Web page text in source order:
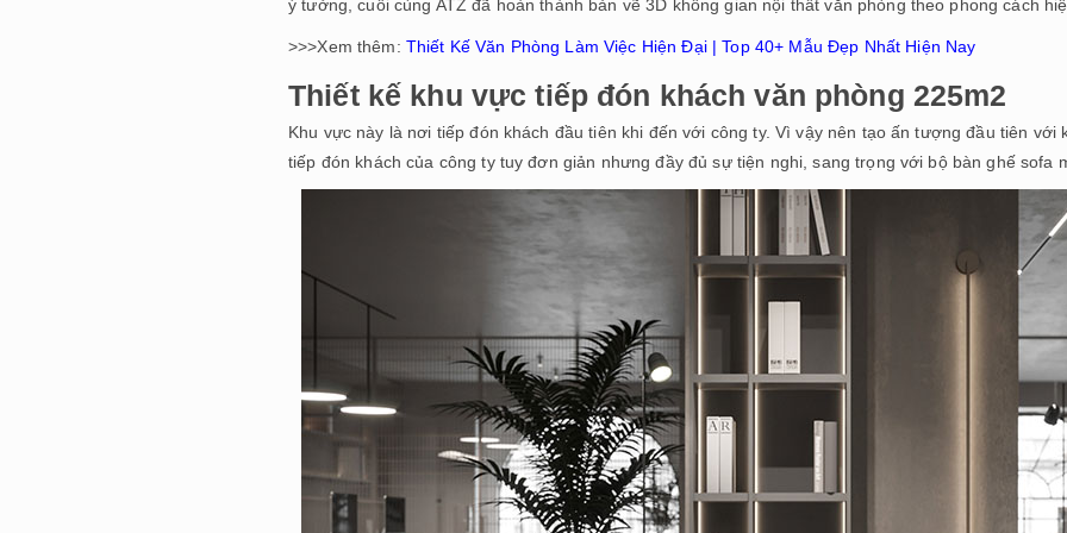
ý tưởng, cuối cùng ATZ đã hoàn thành bản vẽ 3D không gian nội thất văn phòng theo phong cách
>>>Xem thêm: Thiết Kế Văn Phòng Làm Việc Hiện Đại | Top 40+ Mẫu Đẹp Nhất Hiện Nay
Thiết kế khu vực tiếp đón khách văn phòng 225m2
Khu vực này là nơi tiếp đón khách đầu tiên khi đến với công ty. Vì vậy nên tạo ấn tượng đầu tiên với
tiếp đón khách của công ty tuy đơn giản nhưng đầy đủ sự tiện nghi, sang trọng với bộ bàn ghế sofa